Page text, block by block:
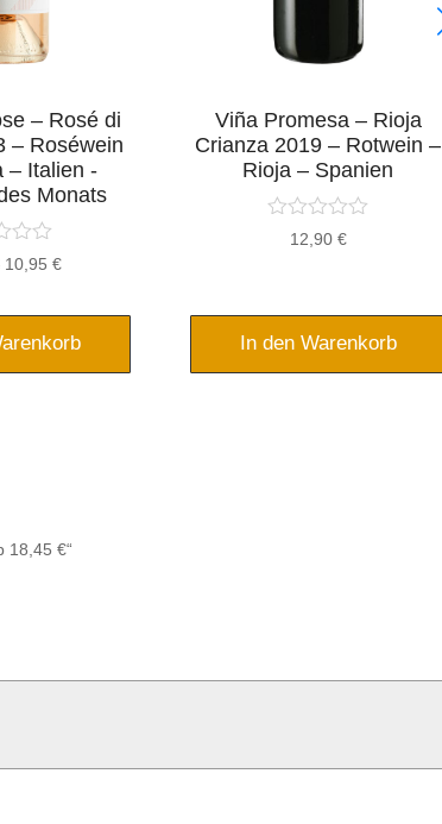
– Rosé di
– Roséwein
– Italien -
Monats
Ursprünglicher
war:
13,90 €
10,95 €Aktueller
ist:
10,95 €.
Viña Promesa – Rioja
Crianza 2019 – Rotwein –
Rioja – Spanien
12,90 €
In den Warenkorb
18,45 €“